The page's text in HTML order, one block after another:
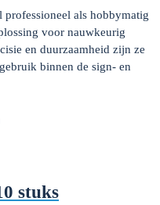
als hobbymatig
voor nauwkeurig
en duurzaamheid zijn ze
binnen de sign- en
stuks